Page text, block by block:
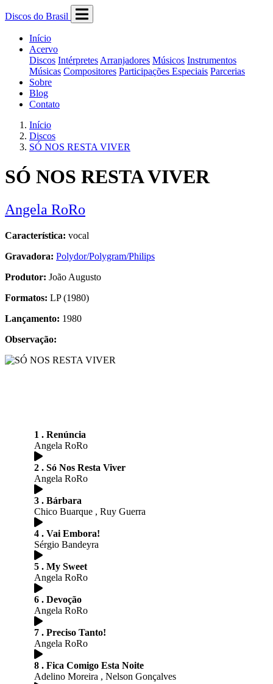
Discos do Brasil
Início
Acervo
Discos Intérpretes Arranjadores Músicos Instrumentos
Músicas Compositores Participações Especiais Parcerias
Sobre
Blog
Contato
Início
Discos
SÓ NOS RESTA VIVER
SÓ NOS RESTA VIVER
Angela RoRo
Característica: vocal
Gravadora: Polydor/Polygram/Philips
Produtor: João Augusto
Formatos: LP (1980)
Lançamento: 1980
Observação:
1 . Renúncia
Angela RoRo
2 . Só Nos Resta Viver
Angela RoRo
3 . Bárbara
Chico Buarque , Ruy Guerra
4 . Vai Embora!
Sérgio Bandeyra
5 . My Sweet
Angela RoRo
6 . Devoção
Angela RoRo
7 . Preciso Tanto!
Angela RoRo
8 . Fica Comigo Esta Noite
Adelino Moreira , Nelson Gonçalves